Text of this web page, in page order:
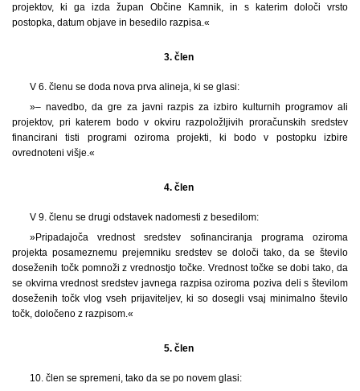
projektov, ki ga izda župan Občine Kamnik, in s katerim določi vrsto
postopka, datum objave in besedilo razpisa.«
3. člen
V 6. členu se doda nova prva alineja, ki se glasi:
»– navedbo, da gre za javni razpis za izbiro kulturnih programov ali
projektov, pri katerem bodo v okviru razpoložljivih proračunskih sredstev
financirani tisti programi oziroma projekti, ki bodo v postopku izbire
ovrednoteni višje.«
4. člen
V 9. členu se drugi odstavek nadomesti z besedilom:
»Pripadajoča vrednost sredstev sofinanciranja programa oziroma
projekta posameznemu prejemniku sredstev se določi tako, da se število
doseženih točk pomnoži z vrednostjo točke. Vrednost točke se dobi tako, da
se okvirna vrednost sredstev javnega razpisa oziroma poziva deli s številom
doseženih točk vlog vseh prijaviteljev, ki so dosegli vsaj minimalno število
točk, določeno z razpisom.«
5. člen
10. člen se spremeni, tako da se po novem glasi: